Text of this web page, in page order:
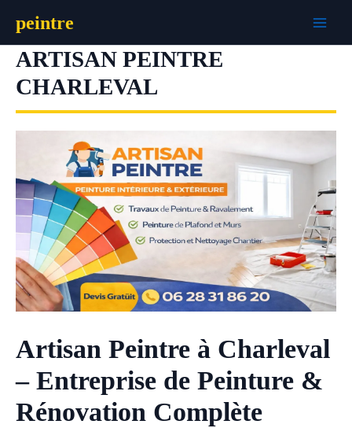
contenu
peintre
ARTISAN PEINTRE
CHARLEVAL
Artisan Peintre à Charleval
– Entreprise de Peinture &
Rénovation Complète